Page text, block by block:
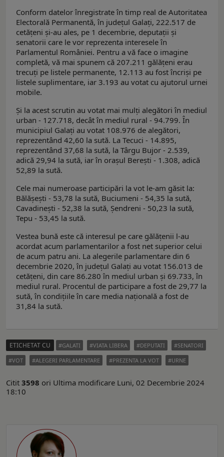
Conform datelor înregistrate în timp real de Autoritatea
Electorală Permanentă, în județul Galați, 222.517 de
cetățeni și-au ales, pe 1 decembrie, deputații și
senatorii care le vor reprezenta interesele în
Parlamentul României. Pentru a vă face o imagine
completă, vă mai spunem că 207.211 gălățeni erau
trecuți pe listele permanente, 12.113 au fost încriși pe
listele suplimentare, iar 3.193 au votat cu ajutorul urnei
mobile.
Și la acest scrutin au votat mai mulți alegători în mediul
urban - 127.718, decât în mediul rural - 94.799. În
municipiul Galați au votat 108.976 de alegători,
reprezentând 42,60 la sută. La Tecuci - 14.895,
reprezentând 37,68 la sută, la Târgu Bujor - 2.539,
adică 29,94 la sută, iar în orașul Berești - 1.308, adică
52,89 la sută.
Cele mai numeroase participări la vot le-am găsit la:
Bălășești - 53,78 la sută, Buciumeni - 54,35 la sută,
Cavadinești - 52,38 la sută, Șendreni - 50,23 la sută,
Tepu - 53,45 la sută.
Vestea bună este că interesul pe care gălățenii l-au
acordat acum parlamentarilor a fost net superior celui
de acum patru ani. La alegerile parlamentare din 6
decembrie 2020, în județul Galați au votat 156.013 de
cetățeni, din care 86.280 în mediul urban și 69.733, în
mediul rural. Procentul de participare a fost de 29,77 la
sută, în condițiile în care media națională a fost de
31,84 la sută.
ETICHETAT CU GALATI VIATA LIBERA DEPUTATI
SENATORI
VOT
ALEGERI PARLAMENTARE PREZENTA LA VOT URNE
Citit 3598 ori Ultima modificare Luni, 02 Decembrie 2024
18:10